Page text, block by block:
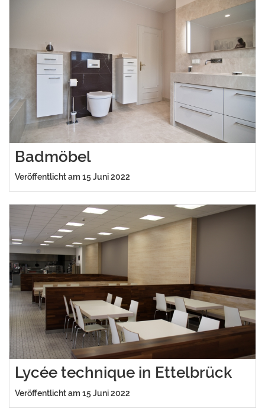
Badmöbel
Veröffentlicht am 15 Juni 2022
Lycée technique in Ettelbrück
Veröffentlicht am 15 Juni 2022